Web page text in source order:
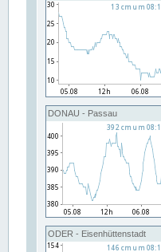
DONAU - Passau
ODER - Eisenhüttenstadt